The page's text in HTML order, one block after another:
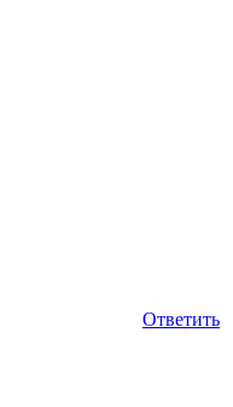
Ответить